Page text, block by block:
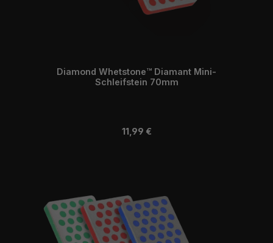
Diamond Whetstone™ Diamant Mini-
Schleifstein 70mm
Regulärer Preis:
11,99 €